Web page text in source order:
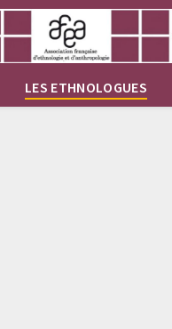
LES ETHNOLOGUES